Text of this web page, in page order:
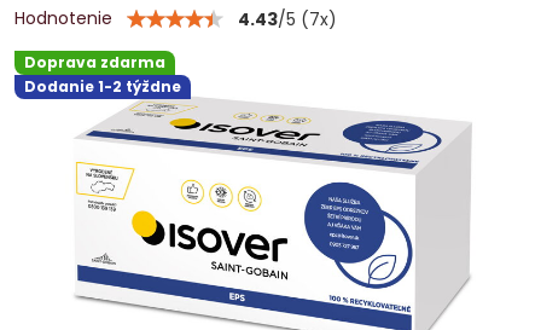
Doprava zdarma
Dodanie 1-2 týždne
Hodnotenie 4.43/5 (7x)